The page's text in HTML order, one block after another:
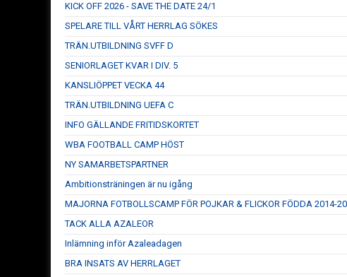
KICK OFF 2026 - SAVE THE DATE 24/1
SPELARE TILL VÅRT HERRLAG SÖKES
TRÄN.UTBILDNING SVFF D
SENIORLAGET KVAR I DIV. 5
KANSLIÖPPET VECKA 44
TRÄN.UTBILDNING UEFA C
INFO GÄLLANDE FRITIDSKORTET
WBA FOOTBALL CAMP HÖST
NY SAMARBETSPARTNER
Ambitionsträningen är nu igång
MAJORNA FOTBOLLSCAMP FÖR POJKAR & FLICKOR FÖDDA 2014-
TACK ALLA AZALEOR
Inlämning inför Azaleadagen
BRA INSATS AV HERRLAGET